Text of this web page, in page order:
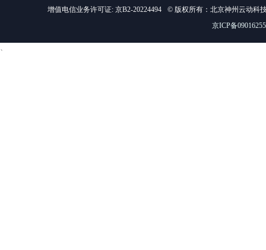
增值电信业务许可证: 京B2-20224494
© 版权所有：北京神州云动科
京ICP备
、